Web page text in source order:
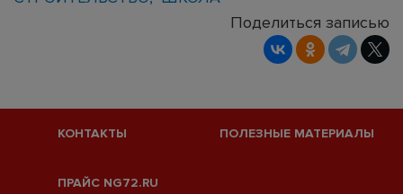
Поделиться записью
КОНТАКТЫ ПОЛЕЗНЫЕ МАТЕРИАЛЫ
ПРАЙС NG72.RU